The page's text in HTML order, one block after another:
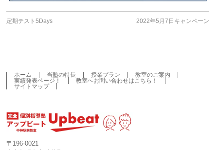
定期テスト5Days 2022年5月7日キャンペーン
ホーム 当塾の特長 授業プラン
教室のご案内
実績発表ページ！
教室へお問い合わせはこちら！
サイトマップ
〒196-0021